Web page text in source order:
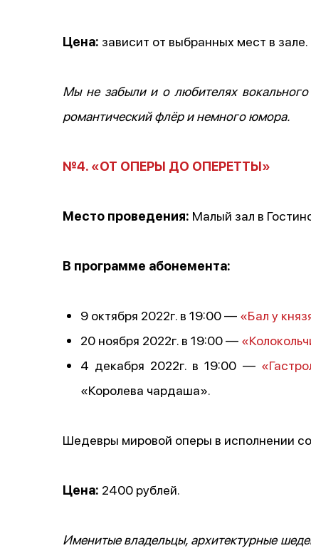
Цена: зависит от выбранных мест в зале.
Мы не забыли и о любителях
романтический флёр и немного юмора.
№4. «ОТ ОПЕРЫ ДО ОПЕРЕТТЫ»
Место проведения: Малый зал в
В программе абонемента:
9 октября 2022г. в 19:00 — «Бал у
20 ноября 2022г. в 19:00 —
4 декабря 2022г. в 19:00 —
«Королева чардаша».
Шедевры мировой оперы в исполнении
Цена: 2400 рублей.
Именитые владельцы, архитектурные